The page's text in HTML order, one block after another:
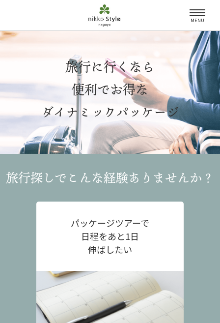
MENU
旅行に行くなら
便利でお得な
ダイナミックパッケージ
旅行探しでこんな経験ありませんか？
パッケージツアーで
日程をあと1日
伸ばしたい